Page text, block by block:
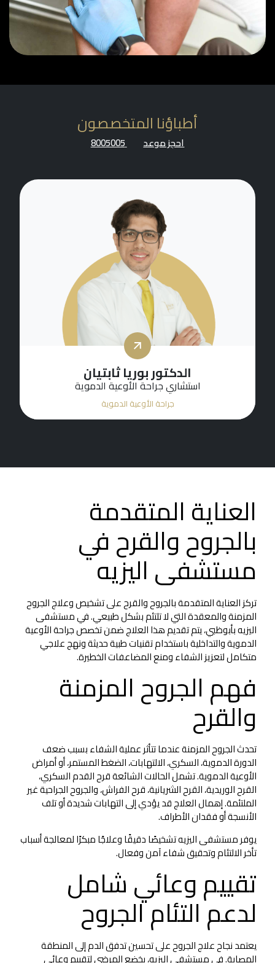
أطباؤنا المتخصصون
احجز موعد 8005005
الدكتور بوريا ثابتيان
استشاري جراحة الأوعية الدموية
جراحة الأوعية الدموية
العناية المتقدمة
بالجروح والقرح في
مستشفى اليزيه
تركز العناية المتقدمة بالجروح والقرح على تشخيص وعلاج الجروح
المزمنة والمعقدة التي لا تلتئم بشكل طبيعي. في مستشفى
اليزيه بأبوظبي، يتم تقديم هذا العلاج ضمن تخصص جراحة الأوعية
الدموية والتداخلية باستخدام تقنيات طبية حديثة ونهج علاجي
متكامل لتعزيز الشفاء ومنع المضاعفات الخطيرة.
فهم الجروح المزمنة
والقرح
تحدث الجروح المزمنة عندما تتأثر عملية الشفاء بسبب ضعف
الدورة الدموية، السكري، الالتهابات، الضغط المستمر، أو أمراض
الأوعية الدموية. تشمل الحالات الشائعة قرح القدم السكري،
القرح الوريدية، القرح الشريانية، قرح الفراش، والجروح الجراحية غير
الملتئمة. إهمال العلاج قد يؤدي إلى التهابات شديدة أو تلف
الأنسجة أو فقدان الأطراف.
يوفر مستشفى اليزيه تشخيصًا دقيقًا وعلاجًا مبكرًا لمعالجة أسباب
تأخر الالتئام وتحقيق شفاء آمن وفعال.
تقييم وعائي شامل
لدعم التئام الجروح
يعتمد نجاح علاج الجروح على تحسين تدفق الدم إلى المنطقة
المصابة. في مستشفى اليزيه، يخضع المرضى لتقييم وعائي